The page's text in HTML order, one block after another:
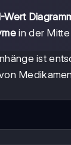
in der
ist